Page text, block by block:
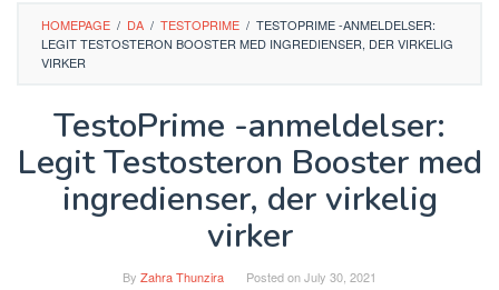
HOMEPAGE / DA / TESTOPRIME / TESTOPRIME -ANMELDELSER:
LEGIT TESTOSTERON BOOSTER MED INGREDIENSER, DER VIRKELIG
VIRKER
TestoPrime -anmeldelser:
Legit Testosteron Booster med
ingredienser, der virkelig
virker
By Zahra Thunzira Posted onJuly 30, 2021